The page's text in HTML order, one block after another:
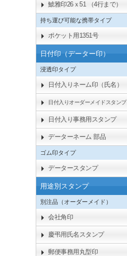
鯱雅印26ｘ51 （4行まで）
持ち運び可能な携帯タイプ
ポケット用1351号
日付印（データー印）
浸透印タイプ
日付入りネーム印（氏名）
日付入りオーダーメイドスタンプ
日付入り事務用スタンプ
データーネーム 部品
ゴム印タイプ
データースタンプ
用途別スタンプ
別注品（オーダーメイド）
会社角印
慶弔用氏名スタンプ
郵便事務用丸型印